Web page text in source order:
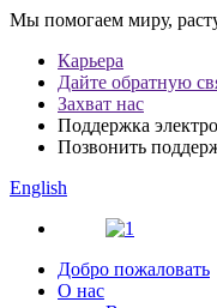
Мы помогаем миру,
Карьера
Дайте обратную
Захват нас
Поддержка
Позвонить
English
Добро пожаловать
О нас